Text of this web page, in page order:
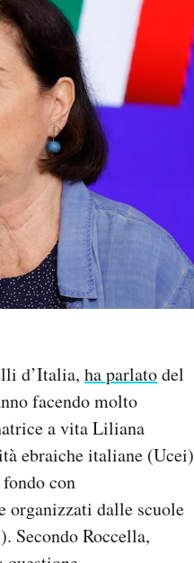
d’Italia, ha parlatodel
facendo molto
a vita Liliana
ebraiche italiane (Ucei)
con
organizzati dalle scuole
Secondo Roccella,